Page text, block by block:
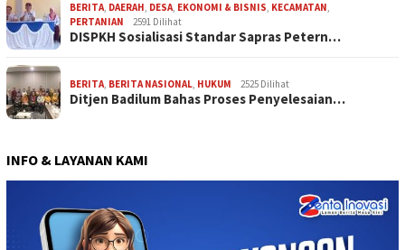
BERITA, DAERAH, DESA, EKONOMI & BISNIS, KECAMATAN,
PERTANIAN
2591 Dilihat
DISPKH Sosialisasi Standar Sapras Petern…
BERITA, BERITA NASIONAL, HUKUM 2525 Dilihat
Ditjen Badilum Bahas Proses Penyelesaian…
INFO & LAYANAN KAMI